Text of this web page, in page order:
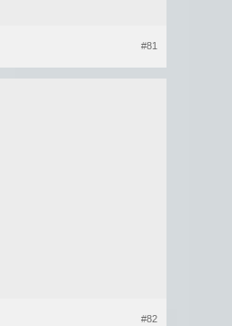
#81
#82